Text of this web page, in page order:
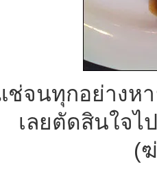
ช่จนทุกอย่างห
เลยตัดสินใจไ
(